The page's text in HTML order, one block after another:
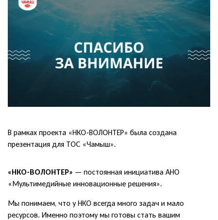
В рамках проекта «НКО-ВОЛОНТЕР» была создана
презентация для ТОС «Чамыш».
«НКО-ВОЛОНТЕР» — постоянная инициатива АНО
«Мультимедийные инновационные решения».
Мы понимаем, что у НКО всегда много задач и мало
ресурсов. Именно поэтому мы готовы стать вашим